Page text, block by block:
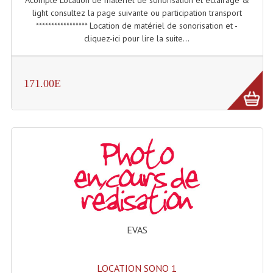
Projecteurs Poursuite
Projecteurs Théatre: Plan Convexe Fresnel
Câbles, Connectiques.
Câblage Electrique
Câble Rallonge DMX512 MIDI
Câbles Module, Cables Audio
Câble Multi-Paires Audio
light consultez la page suivante ou participation transport
***************** Location de matériel de sonorisation et -
cliquez-ici pour lire la suite...
171.00E
EVAS
LOCATION SONO 1